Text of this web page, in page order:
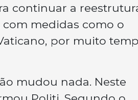
continuar a
com medidas como o
por muito
mudou nada. Neste